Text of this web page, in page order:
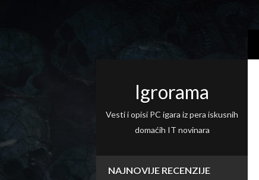
Igrorama
Vesti i opisi PC igara iz pera iskusnih
domaćih IT novinara
NAJNOVIJE RECENZIJE